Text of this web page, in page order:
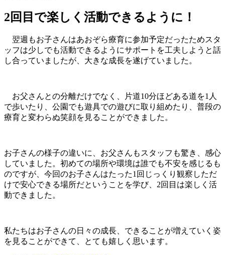
2回目で楽しく活動できるように！
翌週もお子さんはあおぞら療育に参加予定だったためスタ
ッフは少しでも活動できるようにサポートを工夫しようと話
し合っていましたが、大きな成長を遂げていました。
お父さんとの分離だけでなく、片道10分ほどある道を1人
で歩いたり、公園でも遊具での遊びに取り組めたり、普段の
療育と変わらぬ笑顔を見ることができました。
お子さんの様子の違いに、お父さんもスタッフも驚き、感心
していました。初めての場所や環境は誰でも不安を感じるも
のですが、今回のお子さんはたった1回じっくり観察しただ
けで安心できる場所だということを学び、2回目は楽しく活
動できました。
私たちはお子さんの日々の成長、できることが増えていく姿
を見ることができて、とても嬉しく思います。